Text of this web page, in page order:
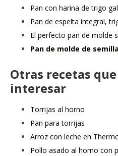
Pan con harina de trigo
Pan de espelta integral,
El perfecto pan de molde
Pan de molde de
Otras recetas
interesar
Torrijas al horno
Pan para torrijas
Arroz con leche en
Pollo asado al horno con